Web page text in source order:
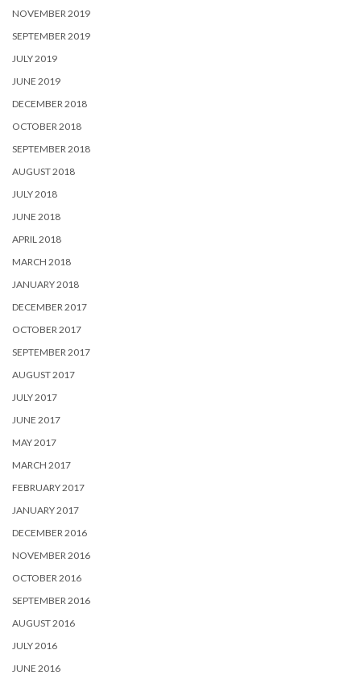
NOVEMBER 2019
SEPTEMBER 2019
JULY 2019
JUNE 2019
DECEMBER 2018
OCTOBER 2018
SEPTEMBER 2018
AUGUST 2018
JULY 2018
JUNE 2018
APRIL 2018
MARCH 2018
JANUARY 2018
DECEMBER 2017
OCTOBER 2017
SEPTEMBER 2017
AUGUST 2017
JULY 2017
JUNE 2017
MAY 2017
MARCH 2017
FEBRUARY 2017
JANUARY 2017
DECEMBER 2016
NOVEMBER 2016
OCTOBER 2016
SEPTEMBER 2016
AUGUST 2016
JULY 2016
JUNE 2016